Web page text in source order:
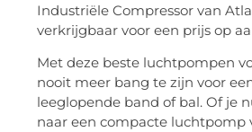
Industriële Compressor van
verkrijgbaar voor een prijs op
Met deze beste luchtpompen
nooit meer bang te zijn voor
leeglopende band of bal. Of je
naar een compacte luchtpomp